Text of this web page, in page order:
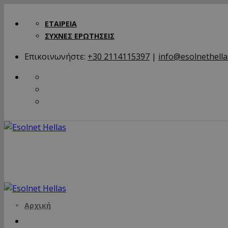
ΕΤΑΙΡΕΙΑ
ΣΥΧΝΕΣ ΕΡΩΤΗΣΕΙΣ
Επικοινωνήστε: +30 2114115397 |
Αρχική